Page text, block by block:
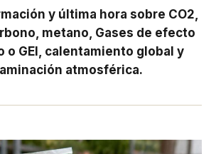
y última hora sobre CO2,
metano, Gases de efecto
o GEI, calentamiento global y
atmosférica.